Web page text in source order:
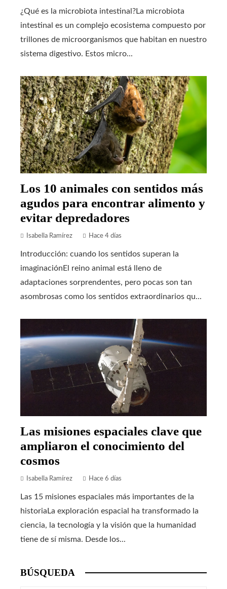
¿Qué es la microbiota intestinal?La microbiota
intestinal es un complejo ecosistema compuesto por
trillones de microorganismos que habitan en nuestro
sistema digestivo. Estos micro...
Los 10 animales con sentidos más
agudos para encontrar alimento y
evitar depredadores
Isabella Ramírez Hace 4 días
Introducción: cuando los sentidos superan la
imaginaciónEl reino animal está lleno de
adaptaciones sorprendentes, pero pocas son tan
asombrosas como los sentidos extraordinarios qu...
Las misiones espaciales clave que
ampliaron el conocimiento del
cosmos
Isabella Ramírez Hace 6 días
Las 15 misiones espaciales más importantes de la
historiaLa exploración espacial ha transformado la
ciencia, la tecnología y la visión que la humanidad
tiene de sí misma. Desde los...
BÚSQUEDA